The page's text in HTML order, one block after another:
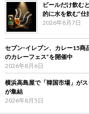
ビールだけ飲む
的に水を飲む”仕
2026年8月7日
セブン‐イレブン、カレー15
のカレーフェス”を開催中
2026年8月6日
横浜高島屋で「韓国市場」が
が集結
2026年8月5日